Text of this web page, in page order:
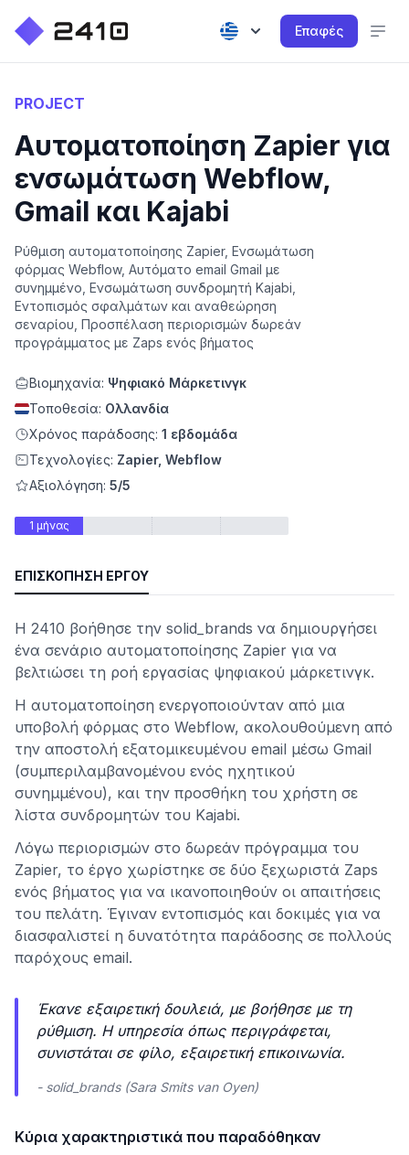
Επαφές
PROJECT
Αυτοματοποίηση Zapier για
ενσωμάτωση Webflow,
Gmail και Kajabi
Ρύθμιση αυτοματοποίησης Zapier, Ενσωμάτωση
φόρμας Webflow, Αυτόματο email Gmail με
συνημμένο, Ενσωμάτωση συνδρομητή Kajabi,
Εντοπισμός σφαλμάτων και αναθεώρηση
σεναρίου, Προσπέλαση περιορισμών δωρεάν
προγράμματος με Zaps ενός βήματος
Βιομηχανία: Ψηφιακό Μάρκετινγκ
Τοποθεσία: Ολλανδία
Χρόνος παράδοσης: 1 εβδομάδα
Τεχνολογίες: Zapier, Webflow
Αξιολόγηση: 5/5
1 μήνας
ΕΠΙΣΚΌΠΗΣΗ ΈΡΓΟΥ
Η 2410 βοήθησε την solid_brands να δημιουργήσει
ένα σενάριο αυτοματοποίησης Zapier για να
βελτιώσει τη ροή εργασίας ψηφιακού μάρκετινγκ.
Η αυτοματοποίηση ενεργοποιούνταν από μια
υποβολή φόρμας στο Webflow, ακολουθούμενη από
την αποστολή εξατομικευμένου email μέσω Gmail
(συμπεριλαμβανομένου ενός ηχητικού
συνημμένου), και την προσθήκη του χρήστη σε
λίστα συνδρομητών του Kajabi.
Λόγω περιορισμών στο δωρεάν πρόγραμμα του
Zapier, το έργο χωρίστηκε σε δύο ξεχωριστά Zaps
ενός βήματος για να ικανοποιηθούν οι απαιτήσεις
του πελάτη. Έγιναν εντοπισμός και δοκιμές για να
διασφαλιστεί η δυνατότητα παράδοσης σε πολλούς
παρόχους email.
Έκανε εξαιρετική δουλειά, με βοήθησε με τη
ρύθμιση. Η υπηρεσία όπως περιγράφεται,
συνιστάται σε φίλο, εξαιρετική επικοινωνία.
- solid_brands (Sara Smits van Oyen)
Κύρια χαρακτηριστικά που παραδόθηκαν